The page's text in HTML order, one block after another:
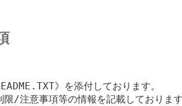
》を添付しております。
限/注意事項等の情報を記載しておりま